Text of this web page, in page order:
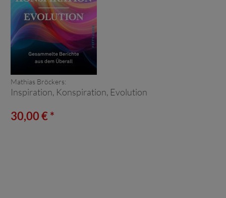
Mathias Bröckers:
Inspiration, Konspiration, Evolution
30,00 € *